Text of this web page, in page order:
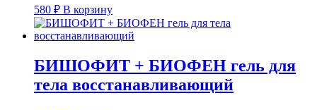
580 ₽ В корзину
БИШОФИТ + БИОФЕН гель для
тела восстанавливающий